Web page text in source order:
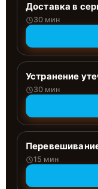
Доставка в
30 мин
Устранение
30 мин
15 мин